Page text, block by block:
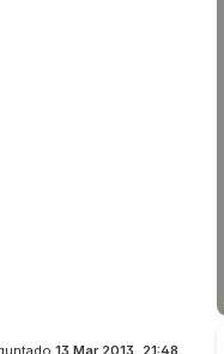
13 Mar 2013, 21:48